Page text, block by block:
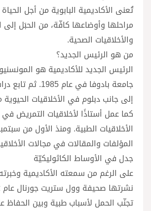
مراحلها وأوضاعها كافّة، من الحبَل
والأخلاقيات الصحية.
من هو الرئيس الجديد؟
إلى جانب دبلوم في الأخلاقيات
المؤلفات والمقالات في مجالات
جدل في الأوساط الكاثوليكيّة
على الرغم من سمعته الأكاديمية
تجنّب الحمل لأسباب طبية وبين الحفاظ